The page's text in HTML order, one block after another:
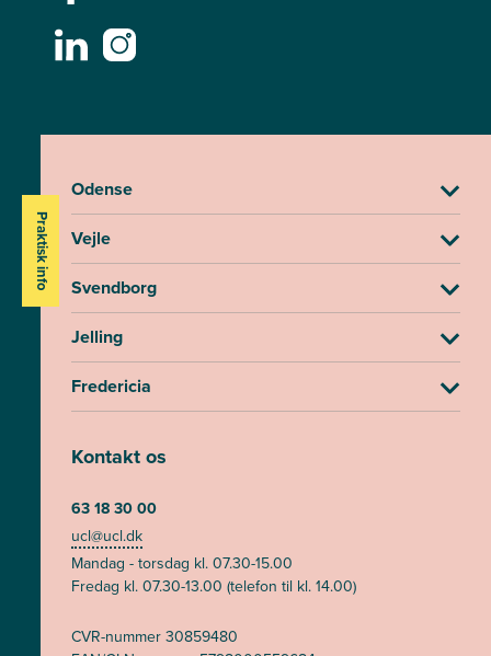
Praktisk info
Odense
Vejle
Svendborg
Jelling
Fredericia
Kontakt os
63 18 30 00
ucl@ucl.dk
Mandag - torsdag kl. 07.30-15.00
Fredag kl. 07.30-13.00 (telefon til kl. 14.00)
CVR-nummer 30859480